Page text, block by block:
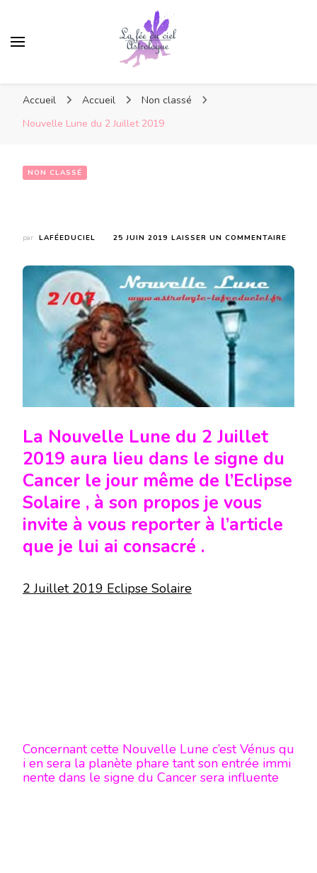
Accueil Accueil
Non classé
Nouvelle Lune du 2 Juillet 2019
NON CLASSÉ
par LAFÉEDUCIEL 25 JUIN 2019 LAISSER UN COMMENTAIRE
La Nouvelle Lune du 2 Juillet
2019 aura lieu dans le signe du
Cancer le jour même de l’Eclipse
Solaire , à son propos je vous
invite à vous reporter à l’article
que je lui ai consacré .
2 Juillet 2019 Eclipse Solaire
Concernant cette Nouvelle Lune c’est Vénus qu
i en sera la planète phare tant son entrée immi
nente dans le signe du Cancer sera influente